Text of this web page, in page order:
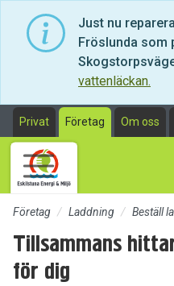
Just nu
Fröslunda som
vattenläckan.
Privat Företag Om oss
Företag Laddning Beställ
Tillsammans
för dig